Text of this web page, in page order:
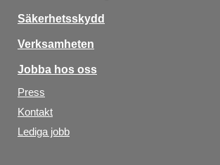
Säkerhetsskydd
Verksamheten
Jobba hos oss
Press
Kontakt
Lediga jobb